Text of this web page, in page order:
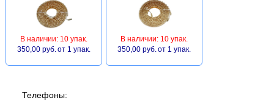
В наличии: 10 упак.
350,00 руб. от 1 упак.
В наличии: 10 упак.
350,00 руб. от 1 упак.
Телефоны: